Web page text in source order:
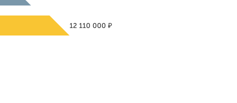
12 110 000 ₽